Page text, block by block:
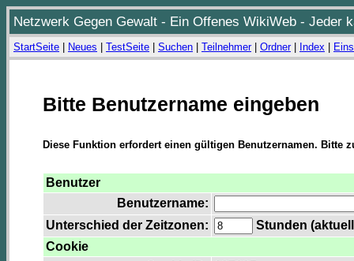
Netzwerk Gegen Gewalt - Ein Offenes WikiWeb - Jeder
StartSeite Neues TestSeite Suchen Teilnehmer| Ordner| Index
Bitte Benutzername eingeben
Diese Funktion erfordert einen gültigen Benutzernamen. Bitte
Benutzer
Benutzername:
Unterschied der Zeitzonen:
Stunden
Cookie